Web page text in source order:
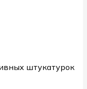
штукатурок